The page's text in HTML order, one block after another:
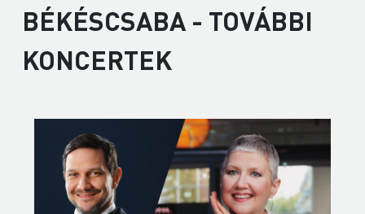
BÉKÉSCSABA - TOVÁBBI
KONCERTEK